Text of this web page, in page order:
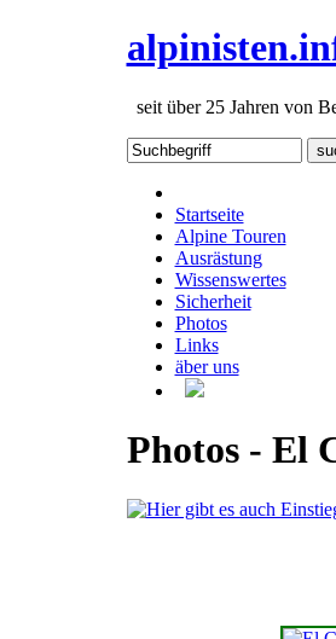
seit über 25 Jahren von
Startseite
Alpine Touren
Ausrästung
Wissenswertes
Sicherheit
Photos
Links
äber uns
Photos - El